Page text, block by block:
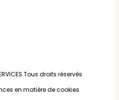
Tous droits réservés
en matière de cookies